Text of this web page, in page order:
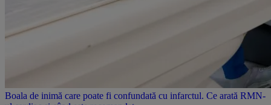
Boala de inimă care poate fi confundată cu infarctul. Ce arată RMN-